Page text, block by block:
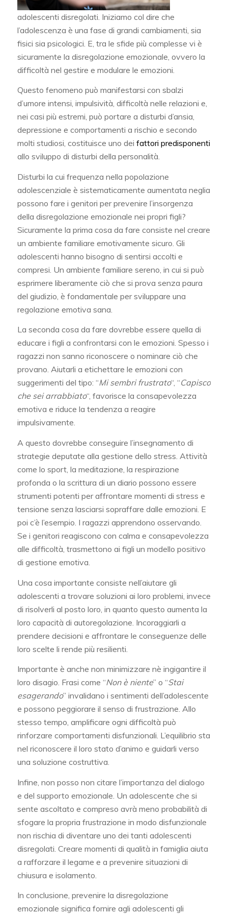
adolescenti disregolati. Iniziamo col dire che
l’adolescenza è una fase di grandi cambiamenti, sia
fisici sia psicologici. E, tra le sfide più complesse vi è
sicuramente la disregolazione emozionale, ovvero la
difficoltà nel gestire e modulare le emozioni.
Questo fenomeno può manifestarsi con sbalzi
d’umore intensi, impulsività, difficoltà nelle relazioni e,
nei casi più estremi, può portare a disturbi d’ansia,
depressione e comportamenti a rischio e secondo
molti studiosi, costituisce uno dei fattori predisponenti
allo sviluppo di disturbi della personalità.
Disturbi la cui frequenza nella popolazione
adolescenziale è sistematicamente aumentata neglia
possono fare i genitori per prevenire l’insorgenza
della disregolazione emozionale nei propri figli?
Sicuramente la prima cosa da fare consiste nel creare
un ambiente familiare emotivamente sicuro. Gli
adolescenti hanno bisogno di sentirsi accolti e
compresi. Un ambiente familiare sereno, in cui si può
esprimere liberamente ciò che si prova senza paura
del giudizio, è fondamentale per sviluppare una
regolazione emotiva sana.
La seconda cosa da fare dovrebbe essere quella di
educare i figli a confrontarsi con le emozioni. Spesso i
ragazzi non sanno riconoscere o nominare ciò che
provano. Aiutarli a etichettare le emozioni con
suggerimenti del tipo: “Mi sembri frustrato“, “Capisco
che sei arrabbiato“, favorisce la consapevolezza
emotiva e riduce la tendenza a reagire
impulsivamente.
A questo dovrebbe conseguire l’insegnamento di
strategie deputate alla gestione dello stress. Attività
come lo sport, la meditazione, la respirazione
profonda o la scrittura di un diario possono essere
strumenti potenti per affrontare momenti di stress e
tensione senza lasciarsi sopraffare dalle emozioni. E
poi c’è l’esempio. I ragazzi apprendono osservando.
Se i genitori reagiscono con calma e consapevolezza
alle difficoltà, trasmettono ai figli un modello positivo
di gestione emotiva.
Una cosa importante consiste nell’aiutare gli
adolescenti a trovare soluzioni ai loro problemi, invece
di risolverli al posto loro, in quanto questo aumenta la
loro capacità di autoregolazione. Incoraggiarli a
prendere decisioni e affrontare le conseguenze delle
loro scelte li rende più resilienti.
Importante è anche non minimizzare nè ingigantire il
loro disagio. Frasi come “Non è niente” o “Stai
esagerando” invalidano i sentimenti dell’adolescente
e possono peggiorare il senso di frustrazione. Allo
stesso tempo, amplificare ogni difficoltà può
rinforzare comportamenti disfunzionali. L’equilibrio sta
nel riconoscere il loro stato d’animo e guidarli verso
una soluzione costruttiva.
Infine, non posso non citare l’importanza del dialogo
e del supporto emozionale. Un adolescente che si
sente ascoltato e compreso avrà meno probabilità di
sfogare la propria frustrazione in modo disfunzionale
non rischia di diventare uno dei tanti adolescenti
disregolati. Creare momenti di qualità in famiglia aiuta
a rafforzare il legame e a prevenire situazioni di
chiusura e isolamento.
In conclusione, prevenire la disregolazione
emozionale significa fornire agli adolescenti gli